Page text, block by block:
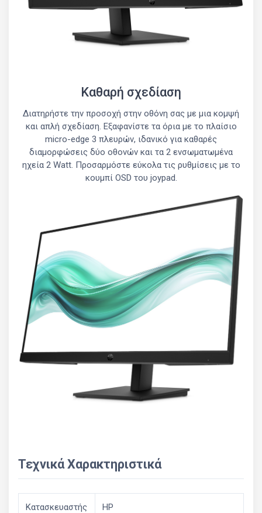
Καθαρή σχεδίαση
Διατηρήστε την προσοχή στην οθόνη σας με μια κομψή
και απλή σχεδίαση. Εξαφανίστε τα όρια με το πλαίσιο
micro-edge 3 πλευρών, ιδανικό για καθαρές
διαμορφώσεις δύο οθονών και τα 2 ενσωματωμένα
ηχεία 2 Watt. Προσαρμόστε εύκολα τις ρυθμίσεις με το
κουμπί OSD του joypad.
Τεχνικά Χαρακτηριστικά
Κατασκευαστής HP